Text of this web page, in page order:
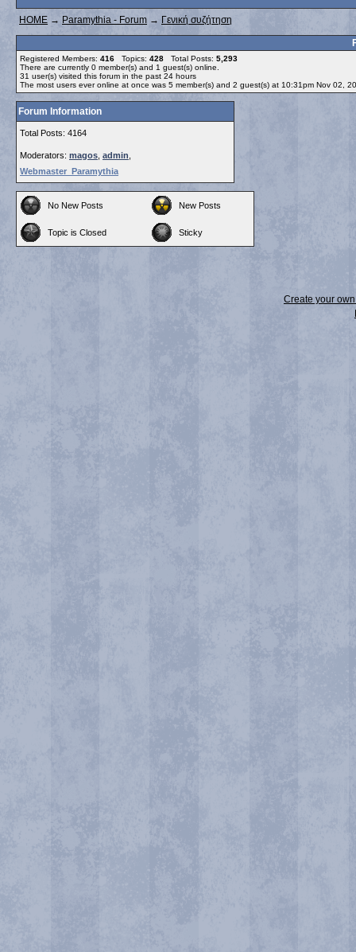
HOME → Paramythia - Forum → Γενική συζήτηση
Registered Members: 416 Topics: 428 Total Posts: 5,293
There are currently 0 member(s) and 1 guest(s) online
31 user(s) visited this forum in the past 24 hours
The most users ever online at once was 5 member(s) and 2 guest(s) at 10:31pm Nov 02,
Forum Information
Total Posts: 4164
Moderators: magos admin
Webmaster_Paramythia
No New Posts New Posts
Topic is Closed Sticky
Create your